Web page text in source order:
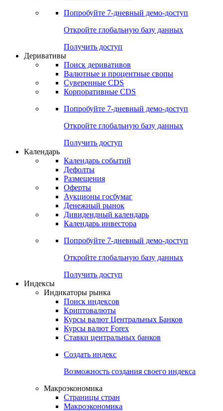
Сравнение ETF & Funds
Поиск Mutual Funds
Попробуйте7-дневный
Откройте глобальную базу данных
Получить доступ
Деривативы
Валютные и процентные свопы
Корпоративные CDS
Попробуйте7-дневный
Откройте глобальную базу данных
Получить доступ
Календарь
Календарь событий
Дефолты
Размещения
Оферты
Денежный рынок
Календарь инвестора
Попробуйте7-дневный
Откройте глобальную базу данных
Получить доступ
Индикаторы рынка
Поиск индексов
Курсы валют Центральных Банков
Ставки центральных банков
Создать индекс
Возможность создания своего индекса